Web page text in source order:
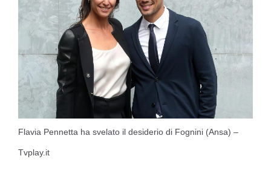
Flavia Pennetta ha svelato il desiderio di Fognini (Ansa) –
Tvplay.it